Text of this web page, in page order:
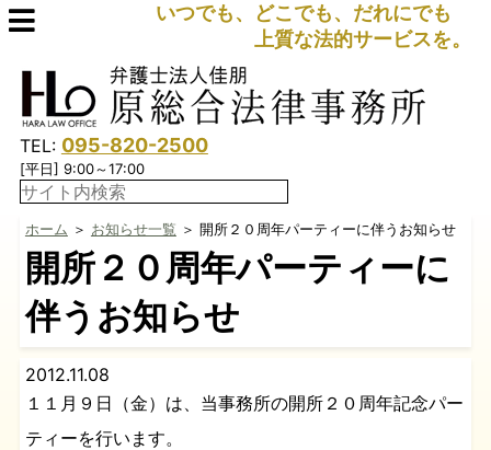
いつでも、どこでも、だれにでも
上質な法的サービスを。
TEL: 095-820-2500
[平日] 9:00～17:00
ホーム ＞ お知らせ一覧 ＞ 開所２０周年パーティーに伴うお知らせ
開所２０周年パーティーに
伴うお知らせ
2012.11.08
１１月９日（金）は、当事務所の開所２０周年記念パー
ティーを行います。